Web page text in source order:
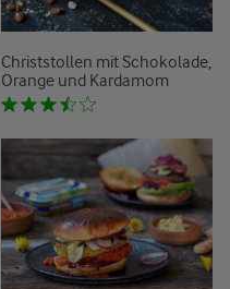
Christstollen mit Schokolade,
Orange und Kardamom